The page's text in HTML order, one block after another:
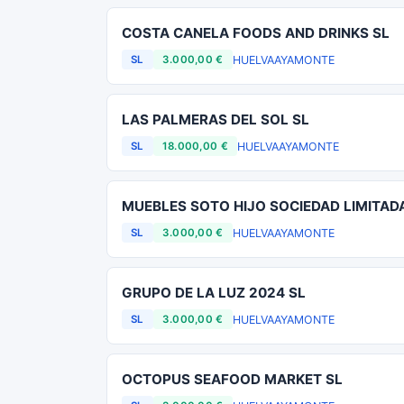
COSTA CANELA FOODS AND DRINKS SL
SL 3.000,00 € HUELVAAYAMONTE
LAS PALMERAS DEL SOL SL
SL 18.000,00 € HUELVAAYAMONTE
MUEBLES SOTO HIJO SOCIEDAD
SL 3.000,00 € HUELVAAYAMONTE
GRUPO DE LA LUZ 2024 SL
SL 3.000,00 € HUELVAAYAMONTE
OCTOPUS SEAFOOD MARKET SL